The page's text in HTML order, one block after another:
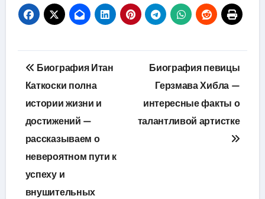
Навигация
по
записям
Биография Итан
Каткоски полна
истории жизни и
достижений —
рассказываем о
невероятном пути к
успеху и
внушительных
Биография певицы
Герзмава Хибла —
интересные факты о
талантливой артистке